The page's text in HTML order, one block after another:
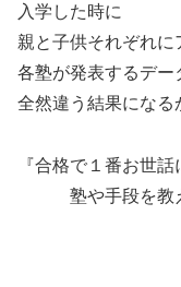
入学した時に
親と子供それぞれに
各塾が発表するデー
全然違う結果になる
『合格で１番お世話
塾や手段を教